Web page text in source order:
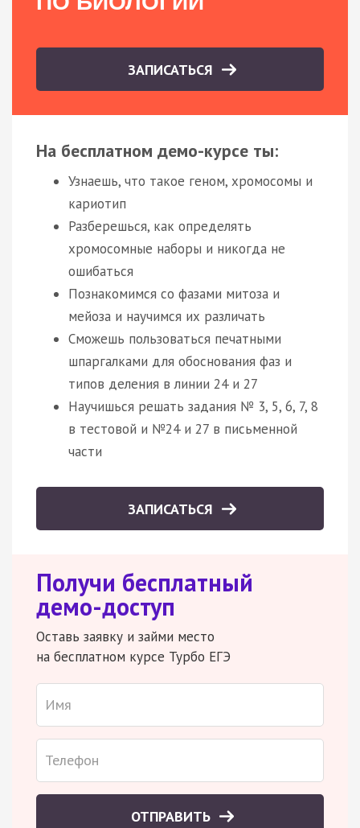
ЗАПИСАТЬСЯ
На бесплатном демо-курсе ты:
Узнаешь, что такое геном, хромосомы и
кариотип
Разберешься, как определять
хромосомные наборы и никогда не
ошибаться
Познакомимся со фазами митоза и
мейоза и научимся их различать
Сможешь пользоваться печатными
шпаргалками для обоснования фаз и
типов деления в линии 24 и 27
Научишься решать задания № 3, 5, 6, 7, 8
в тестовой и №24 и 27 в письменной
части
ЗАПИСАТЬСЯ
Получи бесплатный
демо-доступ
Оставь заявку и займи место
на бесплатном курсе Турбо ЕГЭ
ОТПРАВИТЬ